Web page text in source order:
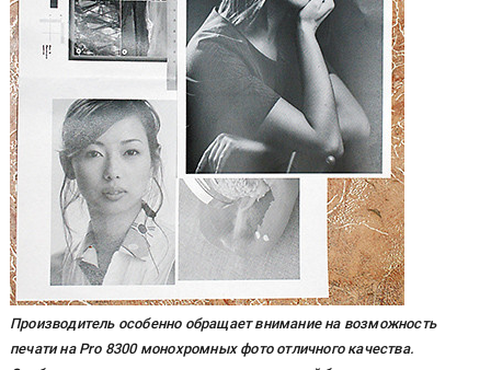
Производитель особенно обращает внимание на возможность
печати на Pro 8300 монохромных фото отличного качества.